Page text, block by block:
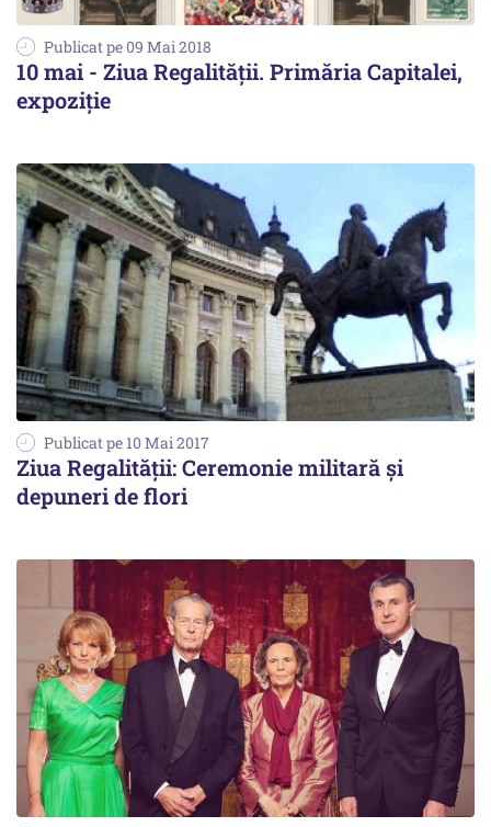
Publicat pe 09 Mai 2018
10 mai - Ziua Regalității. Primăria Capitalei,
expoziție
Publicat pe 10 Mai 2017
Ziua Regalității: Ceremonie militară și
depuneri de flori